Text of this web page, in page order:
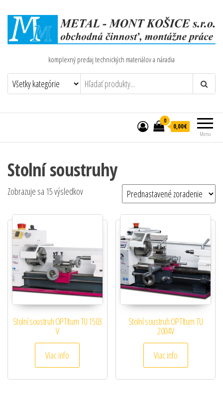
komplexný predaj technických materiálov a náradia
Menu
0
0,00€
Stolní soustruhy
Zobrazuje sa 15 výsledkov
Stolní soustruh OPTIturn TU 1503
V
Viac info
Stolní soustruh OPTIturn TU
2004V
Viac info